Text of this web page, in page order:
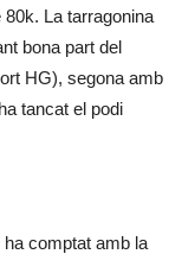
La tarragonina
bona part del
HG), segona amb
tancat el podi
comptat amb la